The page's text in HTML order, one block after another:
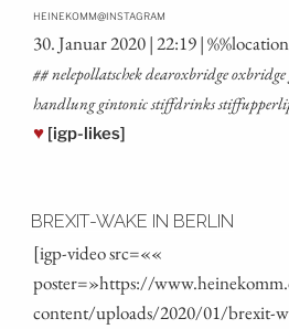
HEINEKOMM@INSTAGRAM
30. Janu­ar 2020 | 22:19 |
## nele­pol­lat­schek dearox­bridge
hand­lung gin­to­nic stiff­drinks
♥ [igp-likes]
BREXIT-WAKE IN BERLIN
[igp-video src=««
poster=»https://
content/uploads/2020/01/brexit-